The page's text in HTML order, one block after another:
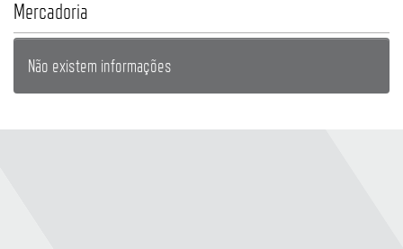
Mercadoria
Não existem informações